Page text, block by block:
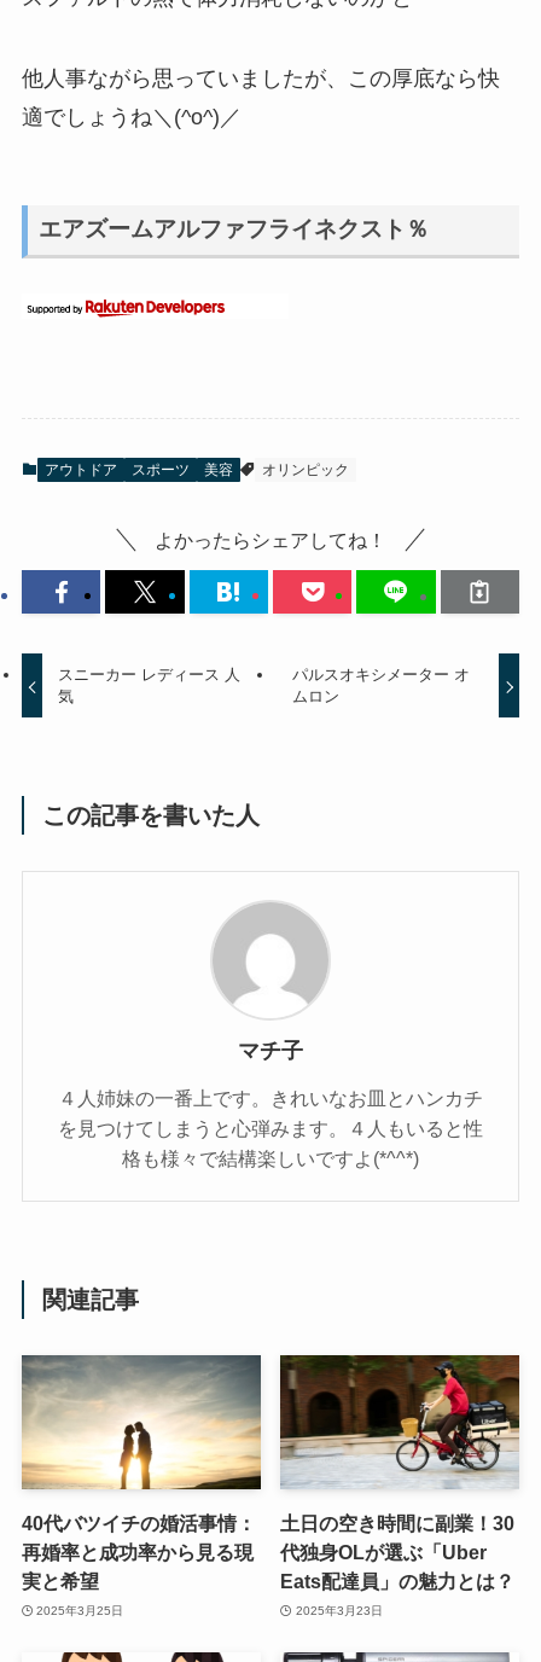
他人事ながら思っていましたが、この厚底なら快
適でしょうね＼(^o^)／
エアズームアルファフライネクスト％
アウトドア スポーツ 美容 オリンピック
よかったらシェアしてね！
スニーカー レディース 人
気
パルスオキシメーター オ
ムロン
この記事を書いた人
マチ子
４人姉妹の一番上です。きれいなお皿とハンカチ
を見つけてしまうと心弾みます。４人もいると性
格も様々で結構楽しいですよ(*^^*)
関連記事
40代バツイチの婚活事情：
再婚率と成功率から見る現
実と希望
2025年3月25日
土日の空き時間に副業！30
代独身OLが選ぶ「Uber
Eats配達員」の魅力とは？
2025年3月23日